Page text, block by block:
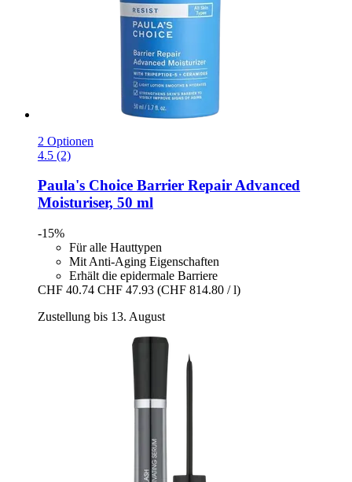
2 Optionen
4.5 (2)
Paula's Choice Barrier Repair Advanced
Moisturiser, 50 ml
-15%
Für alle Hauttypen
Mit Anti-Aging Eigenschaften
Erhält die epidermale Barriere
CHF 40.74 CHF 47.93 (CHF 814.80 / l)
Zustellung bis 13. August